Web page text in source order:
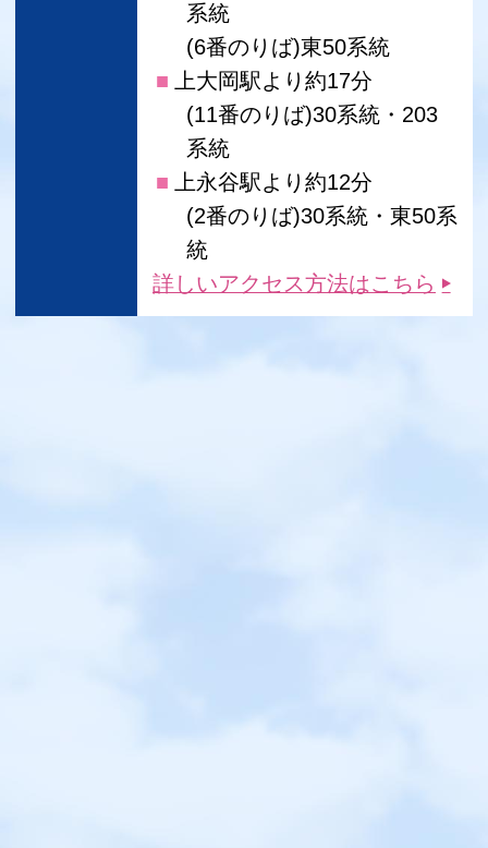
系統
(6番のりば)東50系統
上大岡駅より約17分
(11番のりば)30系統・203
系統
上永谷駅より約12分
(2番のりば)30系統・東50系
統
詳しいアクセス方法はこちら